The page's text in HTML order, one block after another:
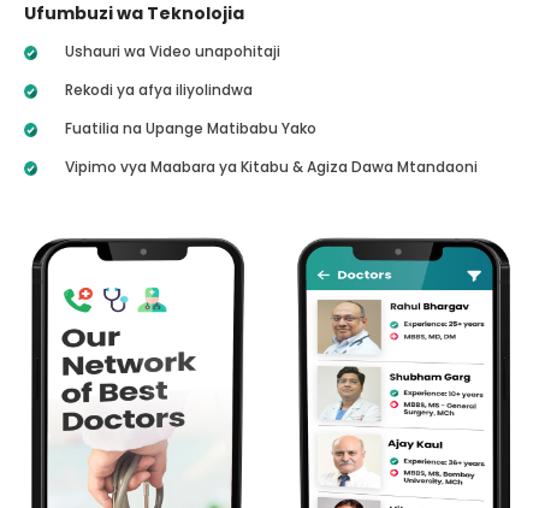
Ufumbuzi wa Teknolojia
Ushauri wa Video unapohitaji
Rekodi ya afya iliyolindwa
Fuatilia na Upange Matibabu Yako
Vipimo vya Maabara ya Kitabu & Agiza Dawa Mtandaoni